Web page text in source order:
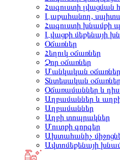
Հագուստի լվացման
Լաքահանող,
Հագուստի խնամքի
Լվացքի մեքենայի
Օճառներ
Հեղուկ օճառներ
Չոր օճառներ
Մանկական օճառներ
Տնտեսական օճառներ
Օճառամաններ և
Աղբամաններ և
Աղբամաններ
Աղբի տոպրակներ
Մուտքի գորգեր
Ախտահանիչ
Ավտոմեքենայի